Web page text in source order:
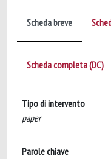
Scheda breve
Scheda completa (DC)
Tipo di intervento
paper
Parole chiave